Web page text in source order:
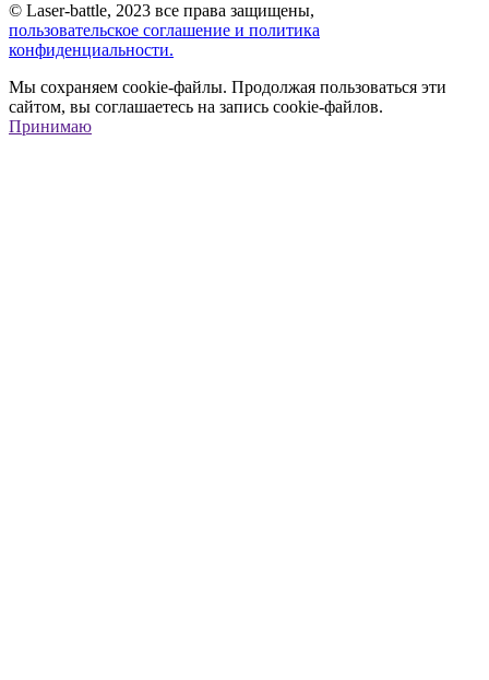
© Laser-battle, 2023 все права защищены,
пользовательское соглашение и политика
конфиденциальности.
Мы сохраняем cookie-файлы. Продолжая пользоваться эти
сайтом, вы соглашаетесь на запись cookie-файлов.
Принимаю